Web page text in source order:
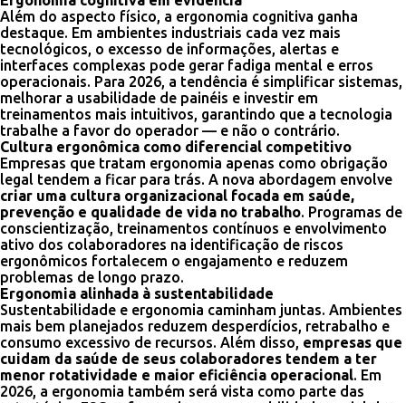
Além do aspecto físico, a ergonomia cognitiva ganha
destaque. Em ambientes industriais cada vez mais
tecnológicos, o excesso de informações, alertas e
interfaces complexas pode gerar fadiga mental e erros
operacionais. Para 2026, a tendência é simplificar sistemas,
melhorar a usabilidade de painéis e investir em
treinamentos mais intuitivos, garantindo que a tecnologia
trabalhe a favor do operador — e não o contrário.
Cultura ergonômica como diferencial competitivo
Empresas que tratam ergonomia apenas como obrigação
legal tendem a ficar para trás. A nova abordagem envolve
criar uma cultura organizacional focada em saúde,
prevenção e qualidade de vida no trabalho. Programas de
conscientização, treinamentos contínuos e envolvimento
ativo dos colaboradores na identificação de riscos
ergonômicos fortalecem o engajamento e reduzem
problemas de longo prazo.
Ergonomia alinhada à sustentabilidade
Sustentabilidade e ergonomia caminham juntas. Ambientes
mais bem planejados reduzem desperdícios, retrabalho e
consumo excessivo de recursos. Além disso, empresas que
cuidam da saúde de seus colaboradores tendem a ter
menor rotatividade e maior eficiência operacional. Em
2026, a ergonomia também será vista como parte das